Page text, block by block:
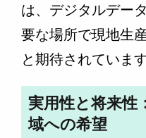
は、デジタルデー
要な場所で現地生
と期待されています
実用性と将来性
域への希望